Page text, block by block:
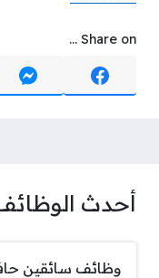
Share on ...
أحدث
وظائف سائقين